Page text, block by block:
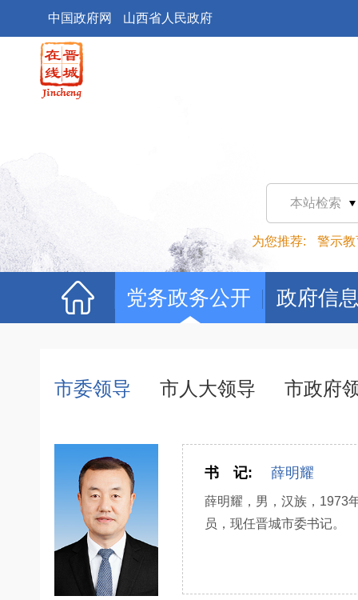
中国政府网 山西省人民政府
本站检索
为您推荐: 警示教
党务政务公开 政府信
市委领导 市人大领导 市政府
书 记: 薛明耀
薛明耀，男，汉族，1973
员，现任晋城市委书记。